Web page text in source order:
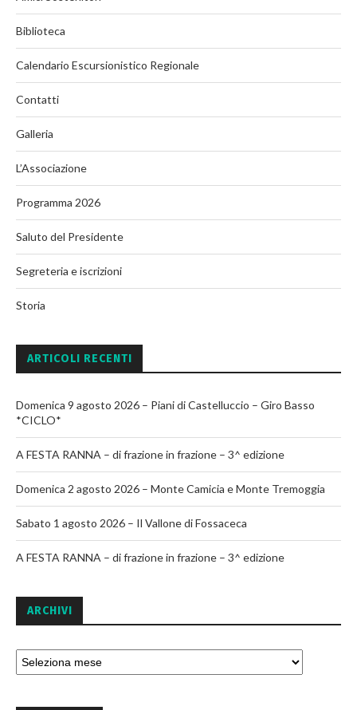
Biblioteca
Calendario Escursionistico Regionale
Contatti
Galleria
L’Associazione
Programma 2026
Saluto del Presidente
Segreteria e iscrizioni
Storia
ARTICOLI RECENTI
Domenica 9 agosto 2026 – Piani di Castelluccio – Giro Basso
*CICLO*
A FESTA RANNA – di frazione in frazione – 3^ edizione
Domenica 2 agosto 2026 – Monte Camicia e Monte Tremoggia
Sabato 1 agosto 2026 – Il Vallone di Fossaceca
A FESTA RANNA – di frazione in frazione – 3^ edizione
ARCHIVI